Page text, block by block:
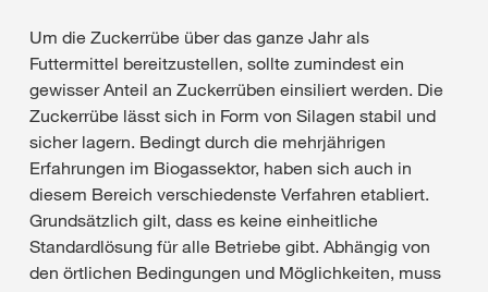
Um die Zuckerrübe über das ganze Jahr als
Futtermittel bereitzustellen, sollte zumindest ein
gewisser Anteil an Zuckerrüben einsiliert werden. Die
Zuckerrübe lässt sich in Form von Silagen stabil und
sicher lagern. Bedingt durch die mehrjährigen
Erfahrungen im Biogassektor, haben sich auch in
diesem Bereich verschiedenste Verfahren etabliert.
Grundsätzlich gilt, dass es keine einheitliche
Standardlösung für alle Betriebe gibt. Abhängig von
den örtlichen Bedingungen und Möglichkeiten, muss